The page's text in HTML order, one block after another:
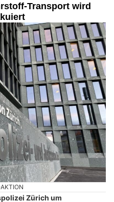
Transport wird
Zürich um